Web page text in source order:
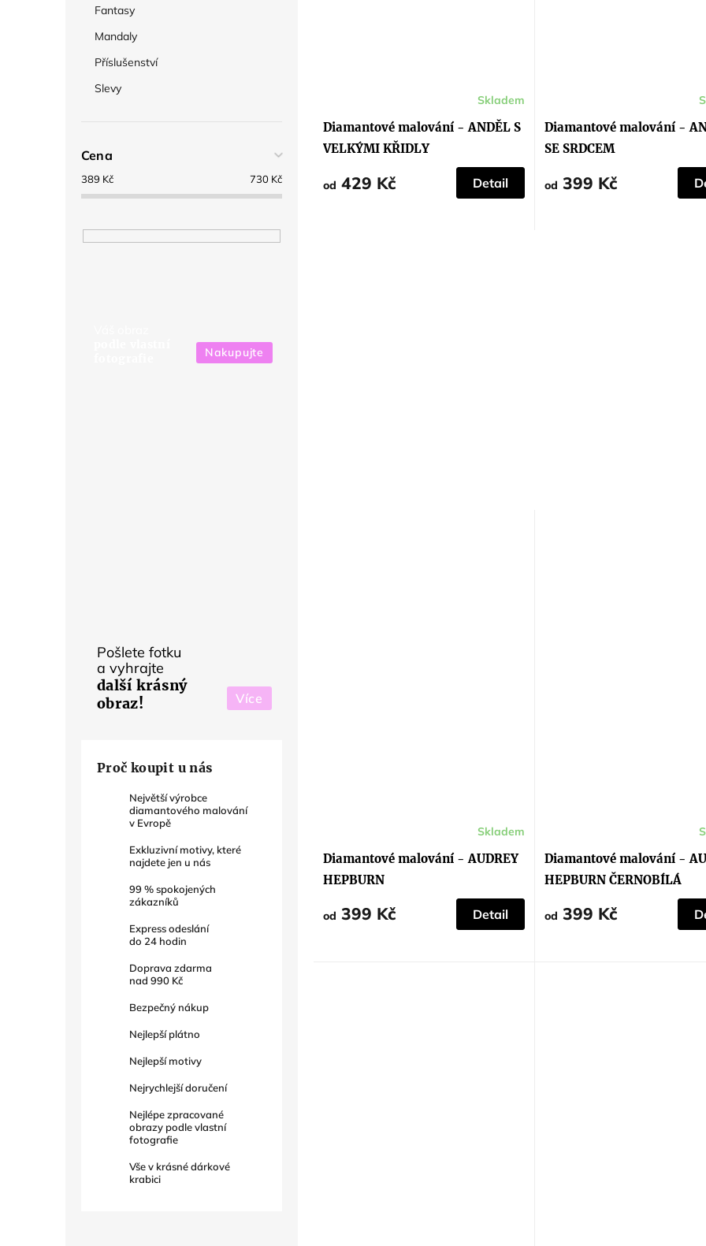
Fantasy
Mandaly
Příslušenství
Slevy
Cena
389 Kč 730 Kč
Nakupujte
Pošlete fotku
a vyhrajte
další krásný
obraz!
Více
Proč koupit u nás
Největší výrobce
diamantového malování
v Evropě
Exkluzivní motivy, které
najdete jen u nás
99% spokojených
zákazníků
Express odeslání
do 24 hodin
Doprava zdarma
nad 990 Kč
Bezpečný nákup
Nejlepší plátno
Nejlepší motivy
Nejrychlejší doručení
Nejlépe zpracované
obrazy podle vlastní
fotografie
Vše v krásné dárkové
krabici
Diamantové malování - ANDĚL S
VELKÝMI KŘIDLY
produktu
je
5,0
z
hvězdiček.
Skladem
od 429 Kč Detail
Diamantové malování -
SE SRDCEM
od 399 Kč
Diamantové malování - AUDREY
HEPBURN
produktu
je
5,0
z
hvězdiček.
Skladem
od 399 Kč Detail
Diamantové malování -
HEPBURN ČERNOBÍLÁ
produktu
je
5,0
z
hvězdiček.
od 399 Kč